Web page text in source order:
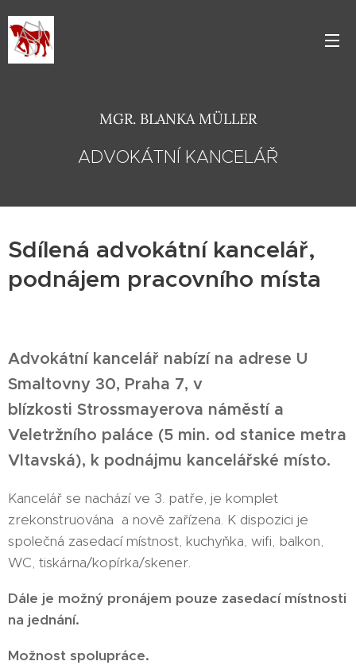
MGR. BLANKA MÜLLER
ADVOKÁTNÍ KANCELÁŘ
Sdílená advokátní kancelář,
podnájem pracovního místa
Advokátní kancelář nabízí na adrese U
Smaltovny 30, Praha 7, v
blízkosti Strossmayerova náměstí a
Veletržního paláce (5 min. od stanice metra
Vltavská), k podnájmu kancelářské místo.
Kancelář se nachází ve 3. patře, je komplet
zrekonstruována a nově zařízena. K dispozici je
společná zasedací místnost, kuchyňka, wifi, balkon,
WC, tiskárna/kopírka/skener.
Dále je možný pronájem pouze zasedací místnosti
na jednání.
Možnost spolupráce.